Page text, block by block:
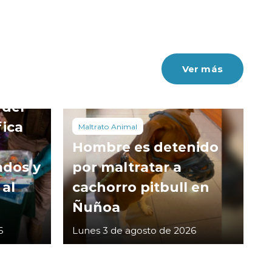
Ver más
y
Maltrato Animal
Hombre es detenido
por maltratar a
cachorro pitbull en
Ñuñoa
Lunes 3 de agosto de 2026